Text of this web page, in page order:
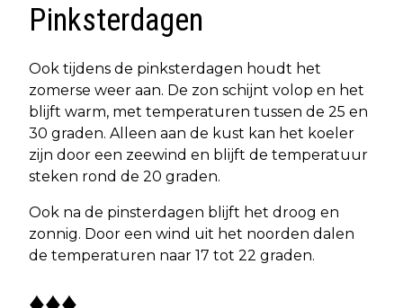
Pinksterdagen
Ook tijdens de pinksterdagen houdt het
zomerse weer aan. De zon schijnt volop en het
blijft warm, met temperaturen tussen de 25 en
30 graden. Alleen aan de kust kan het koeler
zijn door een zeewind en blijft de temperatuur
steken rond de 20 graden.
Ook na de pinsterdagen blijft het droog en
zonnig. Door een wind uit het noorden dalen
de temperaturen naar 17 tot 22 graden.